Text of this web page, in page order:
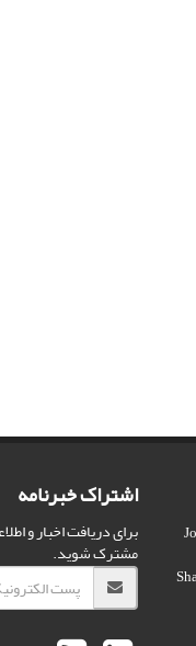
اشتراک خبرنامه
برای دریافت اخبار و
مشترک شوید.